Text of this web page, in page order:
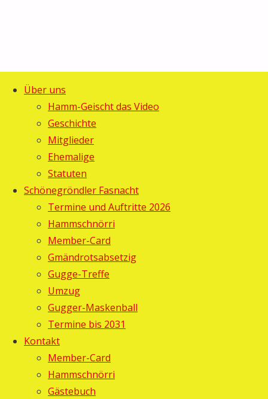
Über uns
Hamm-Geischt das Video
Geschichte
Mitglieder
Ehemalige
Statuten
Schönegröndler Fasnacht
Termine und Auftritte 2026
Hammschnörri
Member-Card
Gmändrotsabsetzig
Gugge-Treffe
Umzug
Gugger-Maskenball
Termine bis 2031
Kontakt
Member-Card
Hammschnörri
Gästebuch
Start
Allgemein
SiFa, Umzug
Hemberg
Fasnacht
Altstätten
SiFa,
Umzug
Hemberg
und
Altstätten
Lömpe, Schönengrund